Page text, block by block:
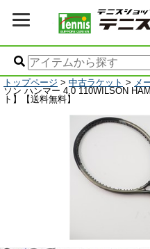
トップページ > 中古ラケット > メ
ソン ハンマー 4.0 110WILSON
ト】【送料無料】